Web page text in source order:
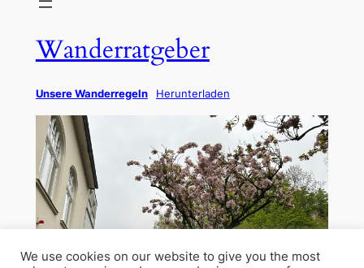
Wanderratgeber
Unsere Wanderregeln Herunterladen
We use cookies on our website to give you the most